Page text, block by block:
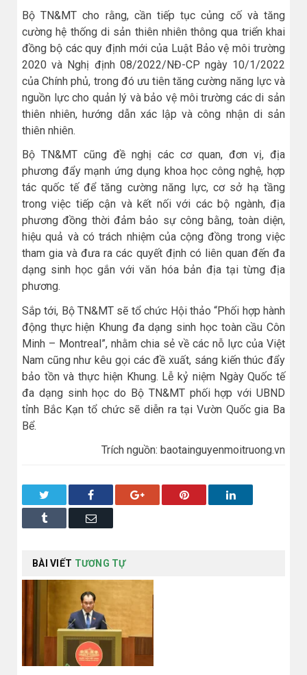
Bộ TN&MT cho rằng, cần tiếp tục củng cố và tăng
cường hệ thống di sản thiên nhiên thông qua triển khai
đồng bộ các quy định mới của Luật Bảo vệ môi trường
2020 và Nghị định 08/2022/NĐ-CP ngày 10/1/2022
của Chính phủ, trong đó ưu tiên tăng cường năng lực và
nguồn lực cho quản lý và bảo vệ môi trường các di sản
thiên nhiên, hướng dẫn xác lập và công nhận di sản
thiên nhiên.
Bộ TN&MT cũng đề nghị các cơ quan, đơn vị, địa
phương đẩy mạnh ứng dụng khoa học công nghệ, hợp
tác quốc tế để tăng cường năng lực, cơ sở hạ tầng
trong việc tiếp cận và kết nối với các bộ ngành, địa
phương đồng thời đảm bảo sự công bằng, toàn diện,
hiệu quả và có trách nhiệm của cộng đồng trong việc
tham gia và đưa ra các quyết định có liên quan đến đa
dạng sinh học gắn với văn hóa bản địa tại từng địa
phương.
Sắp tới, Bộ TN&MT sẽ tổ chức Hội thảo “Phối hợp hành
động thực hiện Khung đa dạng sinh học toàn cầu Côn
Minh – Montreal”, nhằm chia sẻ về các nỗ lực của Việt
Nam cũng như kêu gọi các đề xuất, sáng kiến thúc đẩy
bảo tồn và thực hiện Khung. Lễ kỷ niệm Ngày Quốc tế
đa dạng sinh học do Bộ TN&MT phối hợp với UBND
tỉnh Bắc Kạn tổ chức sẽ diễn ra tại Vườn Quốc gia Ba
Bể.
Trích nguồn: baotainguyenmoitruong.vn
Facebook Google+ Pinterest LinkedIn
Tumblr Email
BÀI VIẾT TƯƠNG TỰ